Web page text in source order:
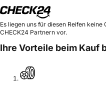
Es liegen uns für diesen Reifen
CHECK24 Partnern vor.
Ihre Vorteile beim Kauf